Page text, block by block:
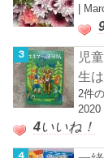
児
生
2件
2020
4いいね！